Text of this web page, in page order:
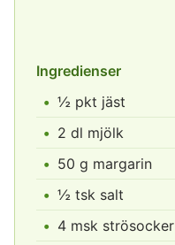
Ingredienser
½ pkt jäst
2 dl mjölk
50 g margarin
½ tsk salt
4 msk strösocker